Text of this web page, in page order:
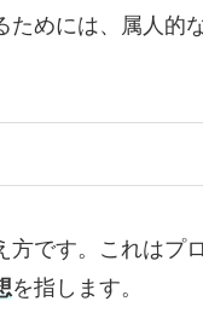
ためには、属人的
です。これはプ
を指します。